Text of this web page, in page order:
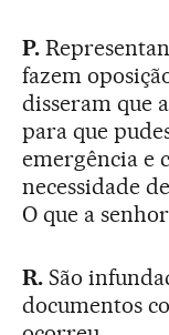
P.
fazem
disseram que
para que
emergência e
necessidade
O que a
R. São
documentos